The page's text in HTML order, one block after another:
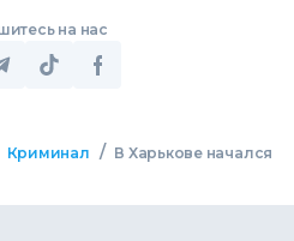
на нас
Криминал / В Харькове начался